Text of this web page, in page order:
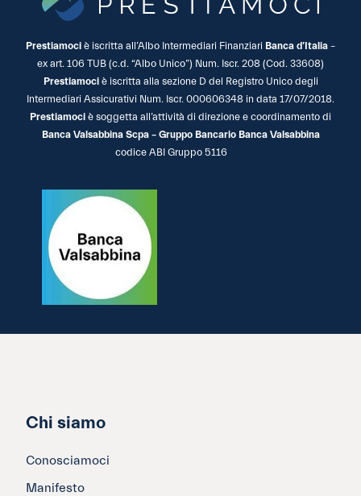
Prestiamoci è iscritta all’Albo Intermediari Finanziari Banca d’Italia –
ex art. 106 TUB (c.d. “Albo Unico”) Num. Iscr. 208 (Cod. 33608)
Prestiamociè iscritta alla sezione D del Registro Unico degli
Intermediari Assicurativi Num. Iscr. 000606348 in data 17/07/2018.
Prestiamoci è soggetta all’attività di direzione e coordinamento di
Banca Valsabbina Scpa – Gruppo Bancario Banca Valsabbina
codice ABI Gruppo 5116
Chi siamo
Conosciamoci
Manifesto